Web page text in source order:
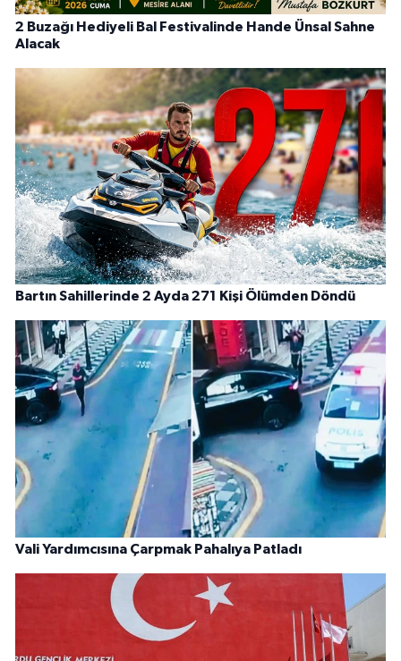
2 Buzağı Hediyeli Bal Festivalinde Hande Ünsal Sahne
Alacak
Bartın Sahillerinde 2 Ayda 271 Kişi Ölümden Döndü
Vali Yardımcısına Çarpmak Pahalıya Patladı